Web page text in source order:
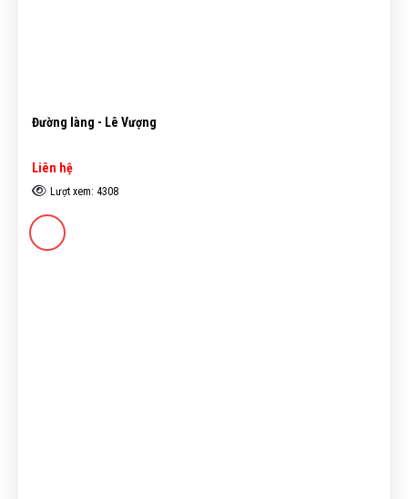
Đường làng - Lê Vượng
Liên hệ
Lượt xem: 4308